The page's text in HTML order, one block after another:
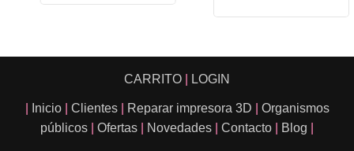
CARRITO LOGIN
Inicio Clientes Reparar impresora 3D
Organismos
públicos
Ofertas Novedades Contacto Blog